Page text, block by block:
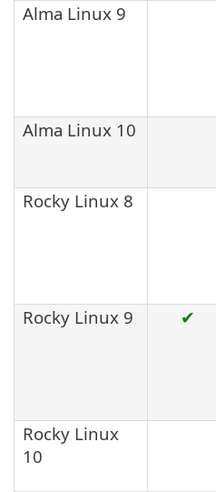
Alma Linux 9
Alma Linux 10
Rocky Linux 8
Rocky Linux 9
✔
Rocky Linux
10